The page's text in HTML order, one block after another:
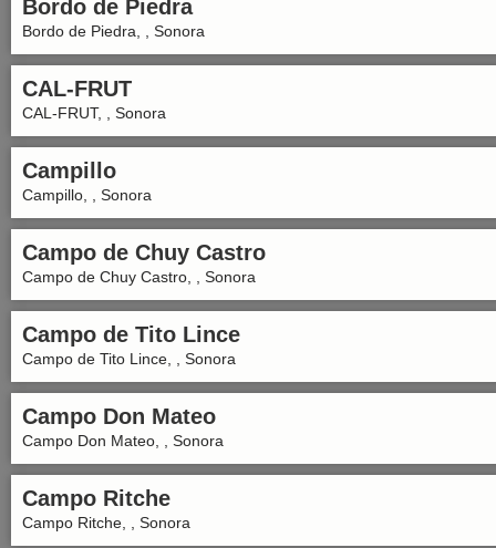
Bordo de Piedra
Bordo de Piedra, , Sonora
CAL-FRUT
CAL-FRUT, , Sonora
Campillo
Campillo, , Sonora
Campo de Chuy Castro
Campo de Chuy Castro, , Sonora
Campo de Tito Lince
Campo de Tito Lince, , Sonora
Campo Don Mateo
Campo Don Mateo, , Sonora
Campo Ritche
Campo Ritche, , Sonora